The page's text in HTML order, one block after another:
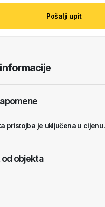
Pošalji upit
pristojba je uključena u cijenu.
od objekta